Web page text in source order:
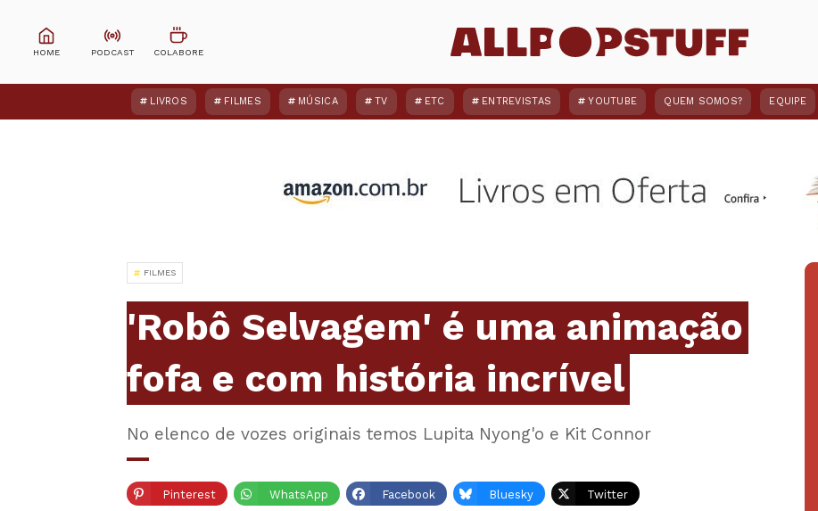
LIVROS FILMES MÚSICA TV ETC ENTREVISTAS YOUTUBE QUEM SOMOS? EQUIPE
FILMES
'Robô Selvagem' é uma animação
fofa e com história incrível
No elenco de vozes originais temos Lupita Nyong'o e Kit Connor
Pinterest WhatsApp Facebook Bluesky Twitter